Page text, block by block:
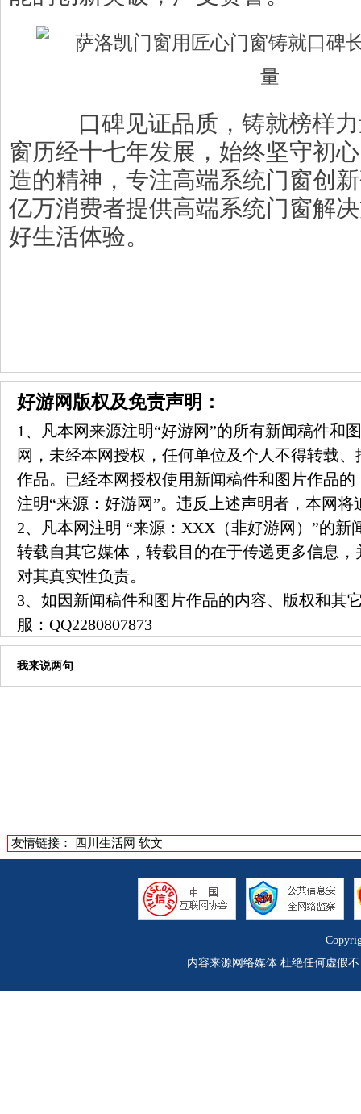
口碑见证品质，铸就榜样力
窗历经十七年发展，始终坚守初
造的精神，专注高端系统门窗创
亿万消费者提供高端系统门窗解
好生活体验。
好游网版权及免责声明：
1、凡本网来源注明“好游网”的所有新闻稿件和
网，未经本网授权，任何单位及个人不得转载
作品。已经本网授权使用新闻稿件和图片作品
注明“来源：好游网”。违反上述声明者，本网
2、凡本网注明 “来源：XXX（非好游网）”的新
转载自其它媒体，转载目的在于传递更多信息
对其真实性负责。
3、如因新闻稿件和图片作品的内容、版权和其
服： QQ2280807873
我来说两句
友情链接： 四川生活网 软文
内容来源网络媒体 杜绝任何虚假